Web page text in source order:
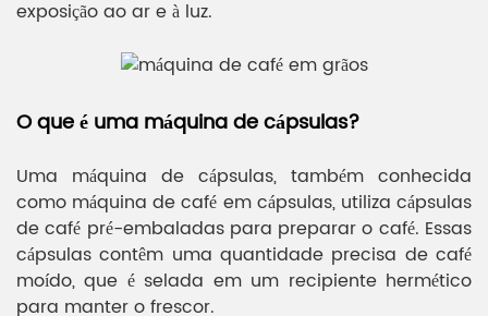
exposição ao ar e à luz.
O que é uma máquina de cápsulas?
Uma máquina de cápsulas, também conhecida
como máquina de café em cápsulas, utiliza cápsulas
de café pré-embaladas para preparar o café. Essas
cápsulas contêm uma quantidade precisa de café
moído, que é selada em um recipiente hermético
para manter o frescor.